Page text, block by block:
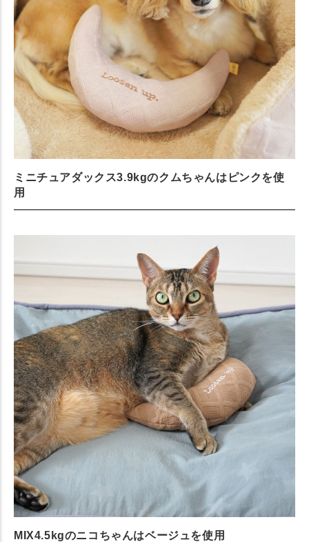
ミニチュアダックス3.9kgのクムちゃんはピンクを使
用
MIX4.5kgのニコちゃんはベージュを使用